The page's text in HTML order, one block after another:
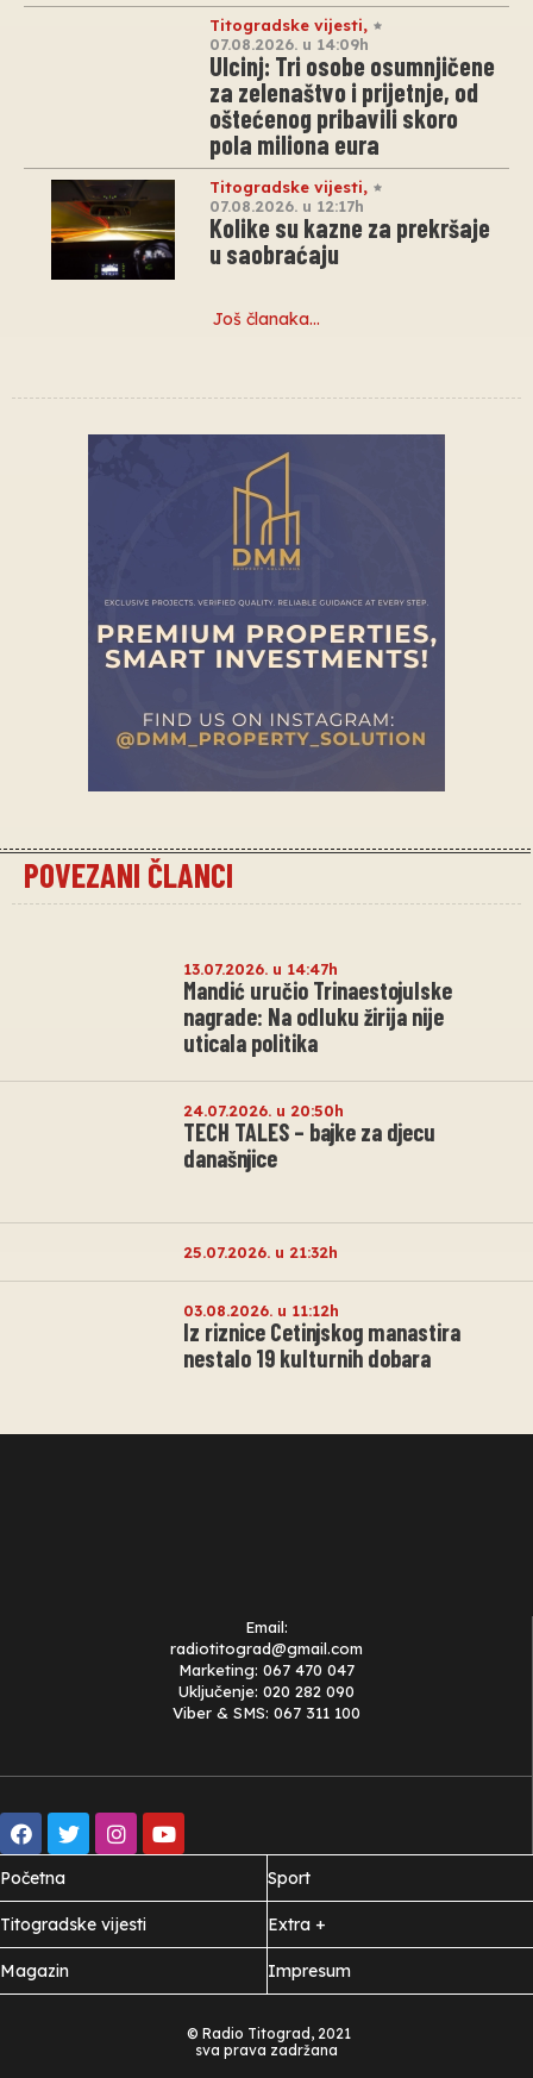
Titogradske vijesti,
07.08.2026. u 14:09h
Ulcinj: Tri osobe osumnjičene
za zelenaštvo i prijetnje, od
oštećenog pribavili skoro
pola miliona eura
Titogradske vijesti,
07.08.2026. u 12:17h
Kolike su kazne za prekršaje
u saobraćaju
Još članaka…
POVEZANI ČLANCI
13.07.2026. u 14:47h
Mandić uručio Trinaestojulske
nagrade: Na odluku žirija nije
uticala politika
24.07.2026. u 20:50h
TECH TALES – bajke za djecu
današnjice
25.07.2026. u 21:32h
03.08.2026. u 11:12h
Iz riznice Cetinjskog manastira
nestalo 19 kulturnih dobara
Email:
radiotitograd@gmail.com
Marketing: 067 470 047
Uključenje: 020 282 090
Viber & SMS: 067 311 100
Početna
Titogradske vijesti
Magazin
Sport
Extra +
Impresum
© Radio Titograd, 2021
sva prava zadržana